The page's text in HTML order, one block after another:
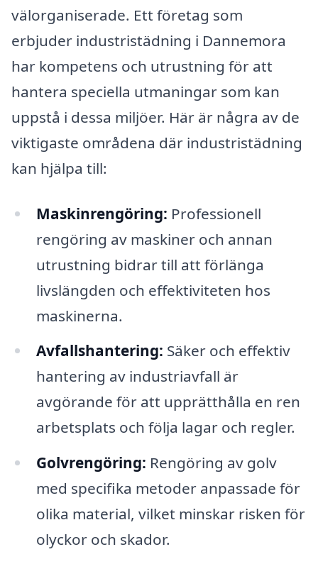
välorganiserade. Ett företag som
erbjuder industristädning i Dannemora
har kompetens och utrustning för att
hantera speciella utmaningar som kan
uppstå i dessa miljöer. Här är några av de
viktigaste områdena där industristädning
kan hjälpa till:
Maskinrengöring: Professionell
rengöring av maskiner och annan
utrustning bidrar till att förlänga
livslängden och effektiviteten hos
maskinerna.
Avfallshantering: Säker och effektiv
hantering av industriavfall är
avgörande för att upprätthålla en ren
arbetsplats och följa lagar och regler.
Golvrengöring: Rengöring av golv
med specifika metoder anpassade för
olika material, vilket minskar risken för
olyckor och skador.